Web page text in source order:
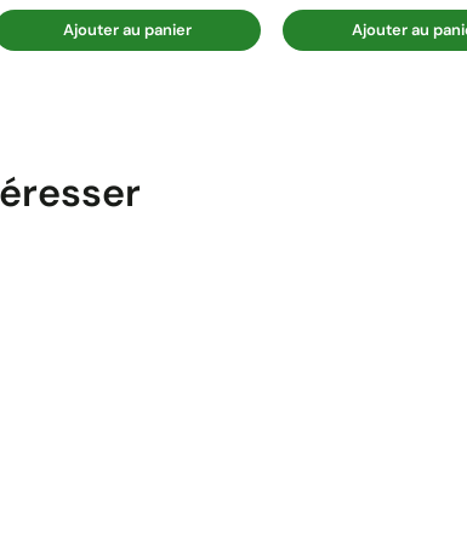
Ajouter au panier Ajouter au